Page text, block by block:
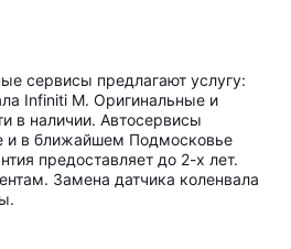
сервисы предлагают услугу:
Infiniti M. Оригинальные и
в наличии. Автосервисы
и в ближайшем Подмосковье
предоставляет до 2-х лет.
Замена датчика коленвала